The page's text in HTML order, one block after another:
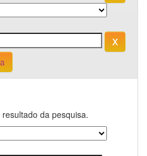
da pesquisa.